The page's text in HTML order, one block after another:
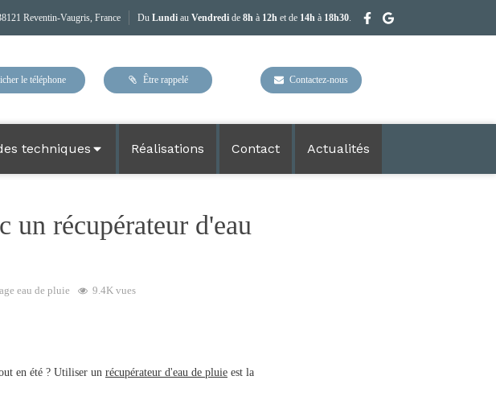
DuLundi auVendredi de8h à 12h et de 14h à 18h30.
Reventin-Vaugris, France
le téléphone Être rappelé Contactez-nous
techniques Réalisations Contact Actualités
un récupérateur d'eau
eau de pluie 9.4K vues
en été ? Utiliser un récupérateur d'eau de pluie est la